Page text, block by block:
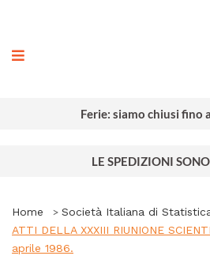
Ferie: siamo chiusi fino
LE SPEDIZIONI SONO
Home
Società Italiana di
ATTI DELLA XXXIII RIUNIONE
aprile 1986.